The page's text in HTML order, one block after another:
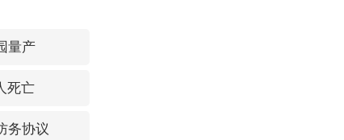
量产
死亡
务协议